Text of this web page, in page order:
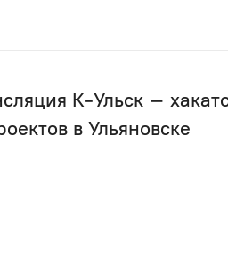
К-Ульск –
в Ульяновске